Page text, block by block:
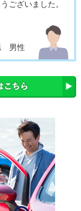
ございました。
男性
います。
女性
た気分になりま